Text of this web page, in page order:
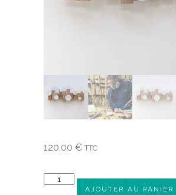
120,00 € TTC
QUANTITÉ
AJOUTER AU PANIER